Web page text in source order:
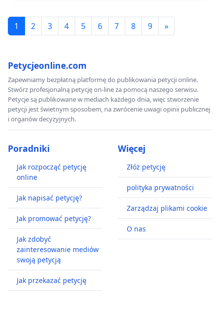
1 2 3 4 5 6 7 8 9 »
Petycjeonline.com
Zapewniamy bezpłatną platformę do publikowania petycji online.
Stwórz profesjonalną petycję on-line za pomocą naszego serwisu.
Petycje są publikowane w mediach każdego dnia, więc stworzenie
petycji jest świetnym sposobem, na zwrócenie uwagi opinii publicznej
i organów decyzyjnych.
Poradniki
Jak rozpocząć petycję
online
Jak napisać petycję?
Jak promować petycję?
Jak zdobyć
zainteresowanie mediów
swoją petycją
Jak przekazać petycję
Więcej
Złóż petycję
polityka prywatności
Zarządzaj plikami cookie
O nas